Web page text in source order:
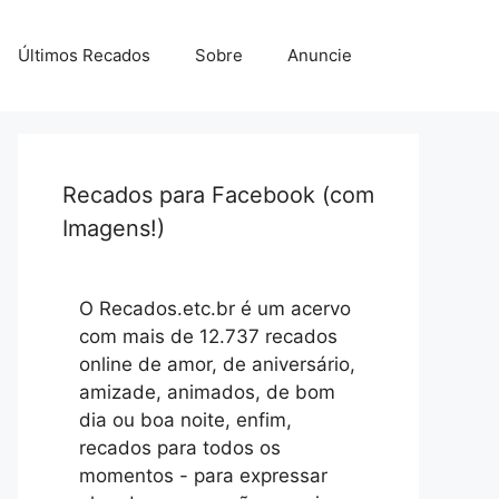
Últimos Recados Sobre Anuncie
Recados para Facebook (com
Imagens!)
O Recados.etc.br é um acervo
com mais de 12.737 recados
online de amor, de aniversário,
amizade, animados, de bom
dia ou boa noite, enfim,
recados para todos os
momentos - para expressar